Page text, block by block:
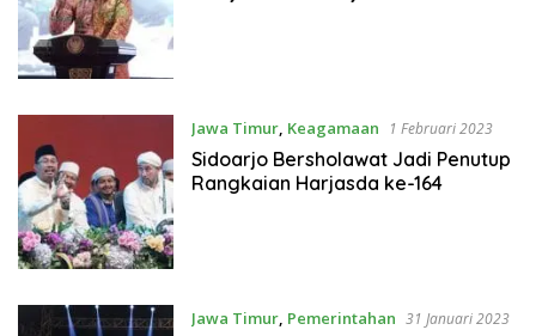
Jawa Timur, Keagamaan 1 Februari 2023
Sidoarjo Bersholawat Jadi Penutup
Rangkaian Harjasda ke-164
Jawa Timur, Pemerintahan 31 Januari 2023